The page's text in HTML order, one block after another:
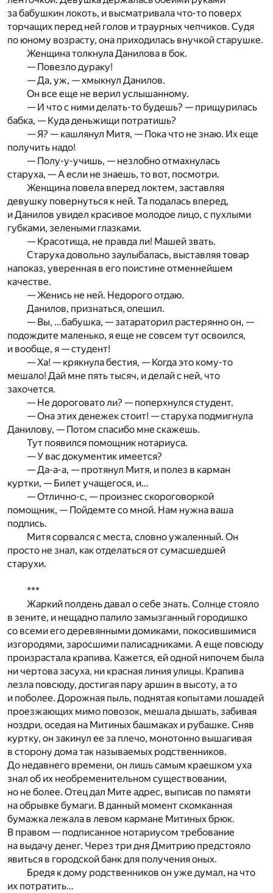
за бабушкин локоть, и высматривала что-то поверх
торчащих перед ней голов и траурных чепчиков. Судя
по юному возрасту, она приходилась внучкой старушке.
Женщина толкнула Данилова в бок.
— Повезло дураку!
— Да, уж, — хмыкнул Данилов.
Он все еще не верил услышанному.
— И что с ними делать-то будешь? — прищурилась
бабка, — Куда деньжищи потратишь?
— Я? — кашлянул Митя, — Пока что не знаю. Их еще
получить надо!
— Полу-у-учишь, — незлобно отмахнулась
старуха, — А если не знаешь, то вот, посмотри.
Женщина повела вперед локтем, заставляя
девушку повернуться к ней. Та подалась вперед,
и Данилов увидел красивое молодое лицо, с пухлыми
губками, зелеными глазками.
— Красотища, не правда ли! Машей звать.
Старуха довольно заулыбалась, выставляя товар
напоказ, уверенная в его поистине отменнейшем
качестве.
— Женись не ней. Недорого отдаю.
Данилов, признаться, опешил.
— Вы, …бабушка, — затараторил растерянно он, —
подождите маленько, я еще не совсем тут освоился,
и вообще, я — студент!
— Ха! — крякнула бестия, — Когда это кому-то
мешало! Дай мне пять тысяч, и делай с ней, что
захочется.
— Не дороговато ли? — поперхнулся студент.
— Она этих денежек стоит! — старуха подмигнула
Данилову, — Потом спасибо мне скажешь.
Тут появился помощник нотариуса.
— У вас документик имеется?
— Да-а-а, — протянул Митя, и полез в карман
куртки, — Билет учащегося, и…
— Отлично-с, — произнес скороговоркой
помощник, — Пойдемте со мной. Нам нужна ваша
подпись.
Митя сорвался с места, словно ужаленный. Он
просто не знал, как отделаться от сумасшедшей
старухи.
***
Жаркий полдень давал о себе знать. Солнце стояло
в зените, и нещадно палило замызганный городишко
со всеми его деревянными домиками, покосившимися
изгородями, заросшими палисадниками. А еще повсюду
произрастала крапива. Кажется, ей одной нипочем была
ни чертова засуха, ни красная линия улицы. Крапива
лезла повсюду, достигая пару аршин в высоту, а то
и поболее. Дорожная пыль, поднятая копытами лошадей
проезжающих мимо повозок, мешала дышать, забивая
ноздри, оседая на Митиных башмаках и рубашке. Сняв
куртку, он закинул ее за плечо, монотонно вышагивая
в сторону дома так называемых родственников.
До недавнего времени, он лишь самым краешком уха
знал об их необременительном существовании,
но не более. Отец дал Мите адрес, выписав по памяти
на обрывке бумаги. В данный момент скомканная
бумажка лежала в левом кармане Митиных брюк.
В правом — подписанное нотариусом требование
на выдачу денег. Через три дня Дмитрию предстояло
явиться в городской банк для получения оных.
Бредя к дому родственников он уже думал, на что
их потратить…